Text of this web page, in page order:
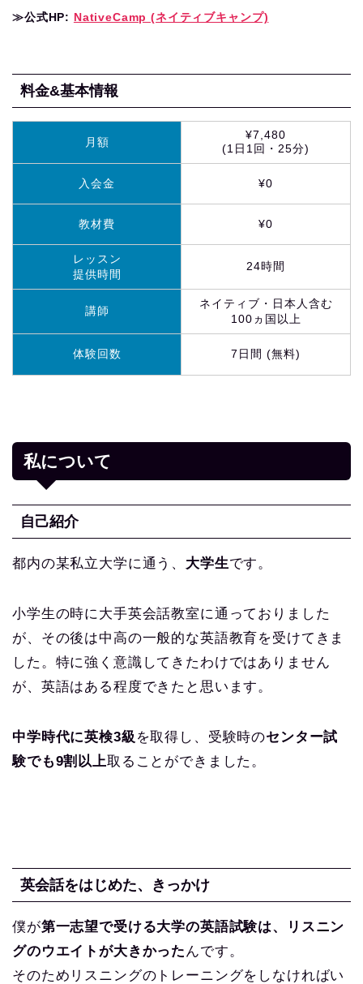
≫公式HP: NativeCamp (ネイティブキャンプ)
料金&基本情報
月額
¥7,480
(1日1回・25分)
入会金 ¥0
教材費 ¥0
レッスン
提供時間
24時間
講師
ネイティブ・日本人含む
100ヵ国以上
体験回数 7日間 (無料)
私について
自己紹介
都内の某私立大学に通う、 大学生です。
小学生の時に大手英会話教室に通っておりました
が、その後は中高の一般的な英語教育を受けてきま
した。特に強く意識してきたわけではありません
が、英語はある程度できたと思います。
中学時代に英検3級 を取得し、受験時のセンター試
験でも9割以上取ることができました。
英会話をはじめた、きっかけ
僕が第一志望で受ける大学の英語試験は、リスニン
グのウエイトが大きかったんです。
そのためリスニングのトレーニングをしなければい